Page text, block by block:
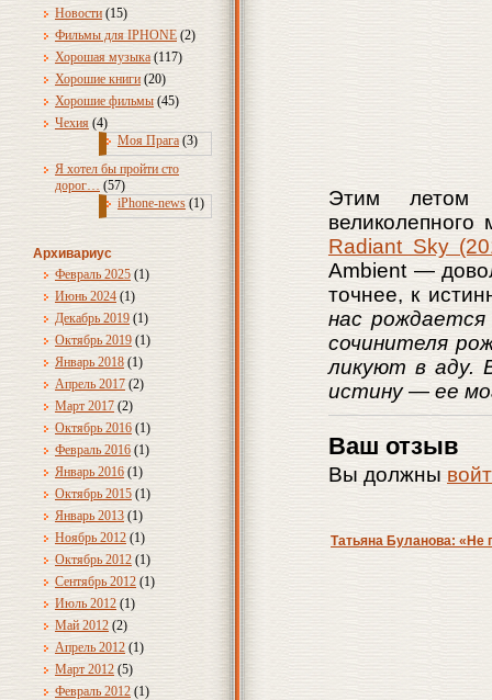
Новости (15)
Фильмы для IPHONE (2)
Хорошая музыка (117)
Хорошие книги (20)
Хорошие фильмы (45)
Чехия (4)
Моя Прага (3)
Я хотел бы пройти сто
дорог… (57)
iPhone-news (1)
Архивариус
Февраль 2025 (1)
Июнь 2024 (1)
Декабрь 2019 (1)
Октябрь 2019 (1)
Январь 2018 (1)
Апрель 2017 (2)
Март 2017 (2)
Октябрь 2016 (1)
Февраль 2016 (1)
Январь 2016 (1)
Октябрь 2015 (1)
Январь 2013 (1)
Ноябрь 2012 (1)
Октябрь 2012 (1)
Сентябрь 2012 (1)
Июль 2012 (1)
Май 2012 (2)
Апрель 2012 (1)
Март 2012 (5)
Февраль 2012 (1)
Этим летом
Radiant Sky
Ambient —
точнее, к
нас
сочинителя
ликуют в аду.
истину — ее
Ваш отзыв
Вы должны
Татьяна Буланова: «Не